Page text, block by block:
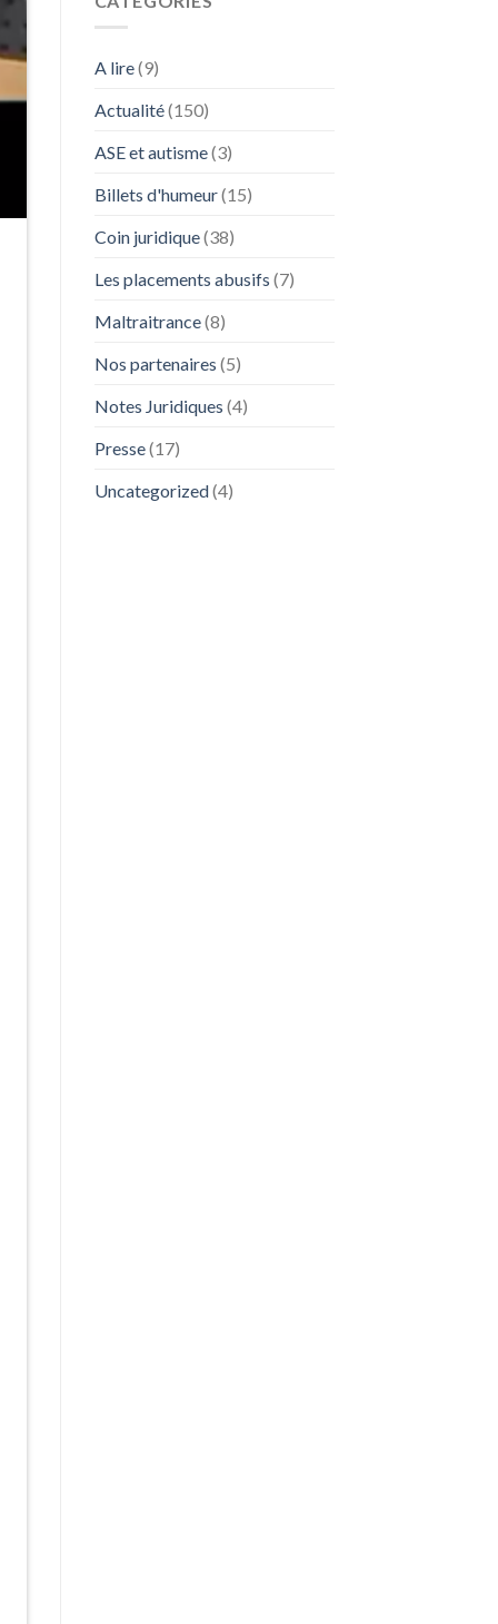
A lire(9)
Actualité(150)
ASE et autisme(3)
Billets d'humeur(15)
Coin juridique(38)
Les placements abusifs (7)
Maltraitrance(8)
Nos partenaires (5)
Notes Juridiques (4)
Presse(17)
Uncategorized(4)